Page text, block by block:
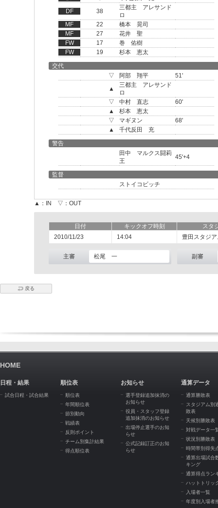
DF
38
三都主 アレサンド
ロ
MF
22
橋本 晃司
MF
27
花井 聖
FW
17
巻 佑樹
FW
19
杉本 恵太
交代
▽
阿部 翔平
51'
▲
三都主 アレサンド
ロ
▽
中村 直志
60'
▲
杉本 恵太
▽
マギヌン
68'
▲
千代反田 充
警告
田中 マルクス闘莉
王
45'+4
監督
ストイコビッチ
▲：IN ▽：OUT
日付 キックオフ時刻
スタ
2010/11/23
14:04 豊田スタジ
主審 松尾 一 副審
戻る
HOME
日程・結果
試合日程・試合結果
順位表
順位表
年間順位表
節別動向
戦績表
反則ポイント
チーム別集計結果
得点順位表
お知らせ
選手登録追加抹消の
お知らせ
役員・スタッフ登録
追加抹消のお知らせ
出場停止選手のお知
らせ
公式記録訂正のお知
らせ
通算データ
通算勝敗表
スタジアム別
敗表
天候別勝敗表
対戦データ一
状況別勝敗表
時間帯別得失
通算出場試合
キング
通算得点ラン
ハットトリッ
入場者一覧
年度別入場者